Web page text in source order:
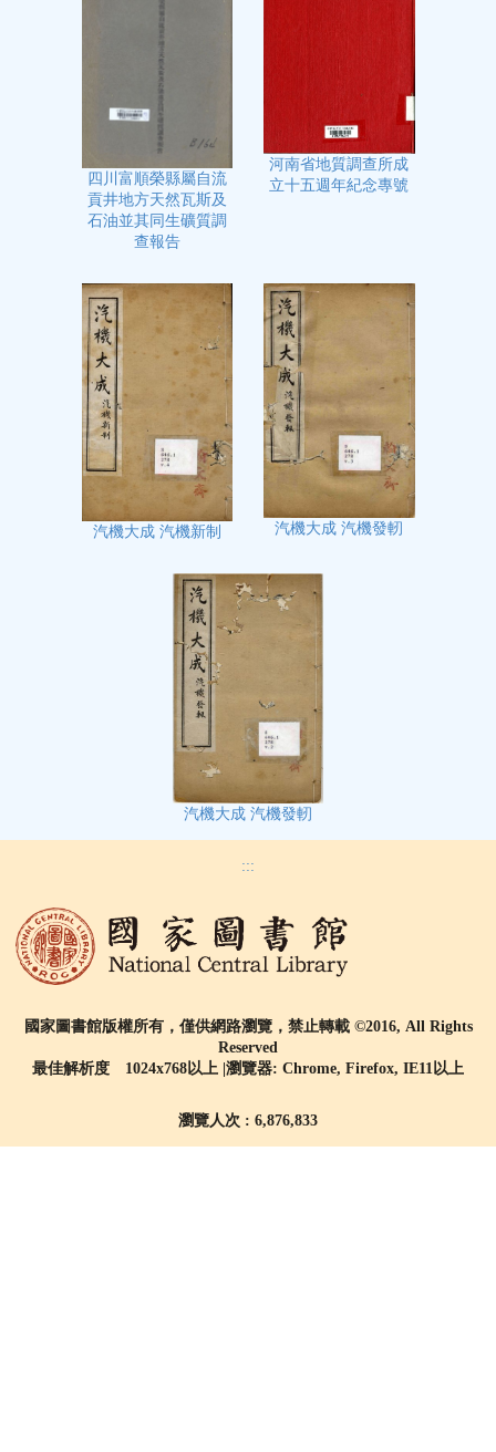
四川富順榮縣屬自流
貢井地方天然瓦斯及
石油並其同生礦質調
查報告
河南省地質調查所成
立十五週年紀念專號
汽機大成 汽機新制 汽機大成 汽機發軔
汽機大成 汽機發軔
:::
國家圖書館版權所有，僅供網路瀏覽，禁止轉載 ©2016, All Rights
Reserved
最佳解析度 1024x768以上 |瀏覽器: Chrome, Firefox, IE11以上
瀏覽人次 : 6,876,833